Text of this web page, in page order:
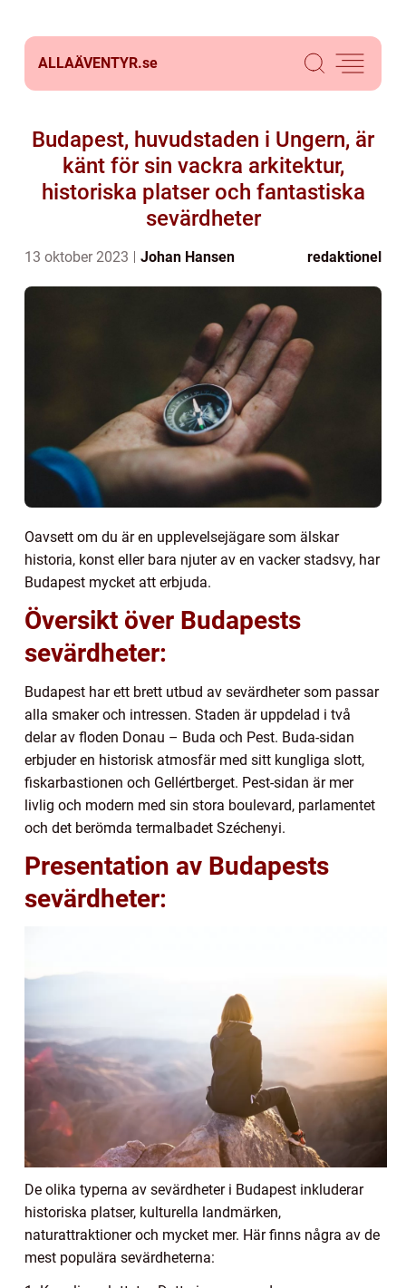
ALLAÄVENTYR.se
Budapest, huvudstaden i Ungern, är
känt för sin vackra arkitektur,
historiska platser och fantastiska
sevärdheter
13 oktober 2023 Johan Hansen redaktionel
Oavsett om du är en upplevelsejägare som älskar
historia, konst eller bara njuter av en vacker stadsvy, har
Budapest mycket att erbjuda.
Översikt över Budapests
sevärdheter:
Budapest har ett brett utbud av sevärdheter som passar
alla smaker och intressen. Staden är uppdelad i två
delar av floden Donau – Buda och Pest. Buda-sidan
erbjuder en historisk atmosfär med sitt kungliga slott,
fiskarbastionen och Gellértberget. Pest-sidan är mer
livlig och modern med sin stora boulevard, parlamentet
och det berömda termalbadet Széchenyi.
Presentation av Budapests
sevärdheter:
De olika typerna av sevärdheter i Budapest inkluderar
historiska platser, kulturella landmärken,
naturattraktioner och mycket mer. Här finns några av de
mest populära sevärdheterna: